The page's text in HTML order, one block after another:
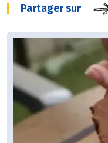
Partager sur